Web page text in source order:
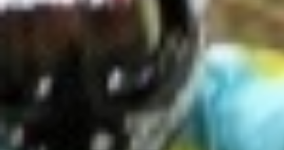
Angebote
Kulinarik & Feiern
Wellness